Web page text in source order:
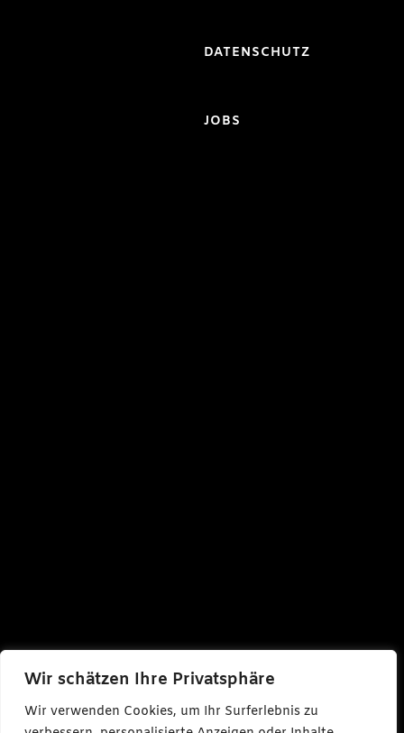
Wir schätzen Ihre Privatsphäre
Wir verwenden Cookies, um Ihr Surferlebnis zu
DATENSCHUTZ
JOBS